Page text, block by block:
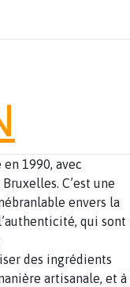
1990, avec
C’est une
envers la
qui sont
des ingrédients
artisanale, et à